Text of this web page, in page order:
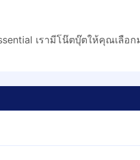
เรามีโน๊ตบุ๊ตให้คุณเลือ